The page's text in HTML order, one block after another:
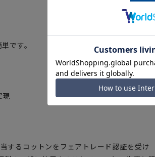
です。
現
るコットンをフェアトレード認証を受け